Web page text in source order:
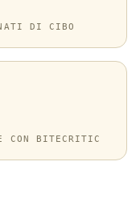
DI CIBO
CON BITECRITIC